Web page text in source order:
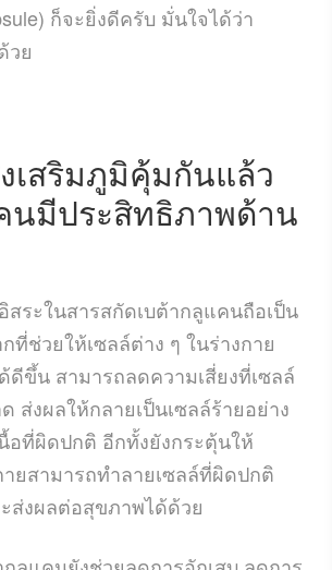
ก็จะยิ่งดีครับ มั่นใจได้ว่า
วย
เสริมภูมิคุ้มกันแล้ว
นมีประสิทธิภาพด้าน
ระในสารสกัดเบต้ากลูแคนถือเป็น
ที่ช่วยให้เซลล์ต่าง ๆ ในร่างกาย
ดีขึ้น สามารถลดความเสี่ยงที่เซลล์
ส่งผลให้กลายเป็นเซลล์ร้ายอย่าง
อที่ผิดปกติ อีกทั้งยังกระตุ้นให้
ยสามารถทำลายเซลล์ที่ผิดปกติ
ส่งผลต่อสุขภาพได้ด้วย